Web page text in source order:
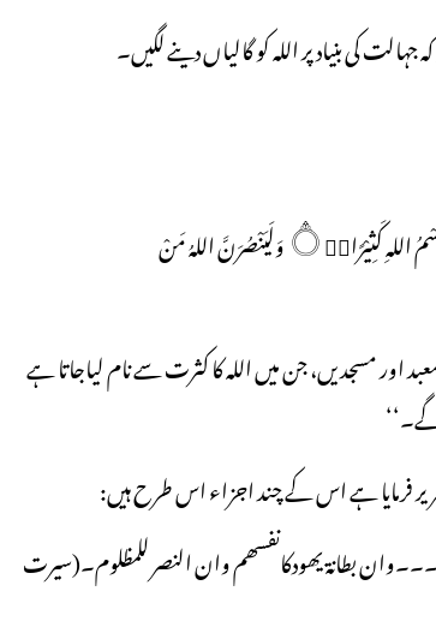
کی بنیاد پر اللہ کو گالیاں دینے لگیں۔
وَلَوْلَا دَفْعُ اللہِ النَّاسَ بَعْضَہُمْ بِبَعْضٍ لَّہُدِّمَتْ صَوَامِعُ وَبِيَعٌ وَّصَلَوٰتٌ وَّمَسٰجِدُ يُذْكَرُ فِيْہَا اسْمُ اللہِ كَثِيْرًا۝۰ۭ وَلَيَنْصُرَنَّ اللہُ مَنْ
اور مسجدیں، جن میں اللہ کا کثرت سے نام لیاجاتا ہے
فرمایا ہے اس کے چند اجزاء اس طرح ہیں:
بطانۃ یھودکانفسھم وان النصر للمظلوم۔(سیرت